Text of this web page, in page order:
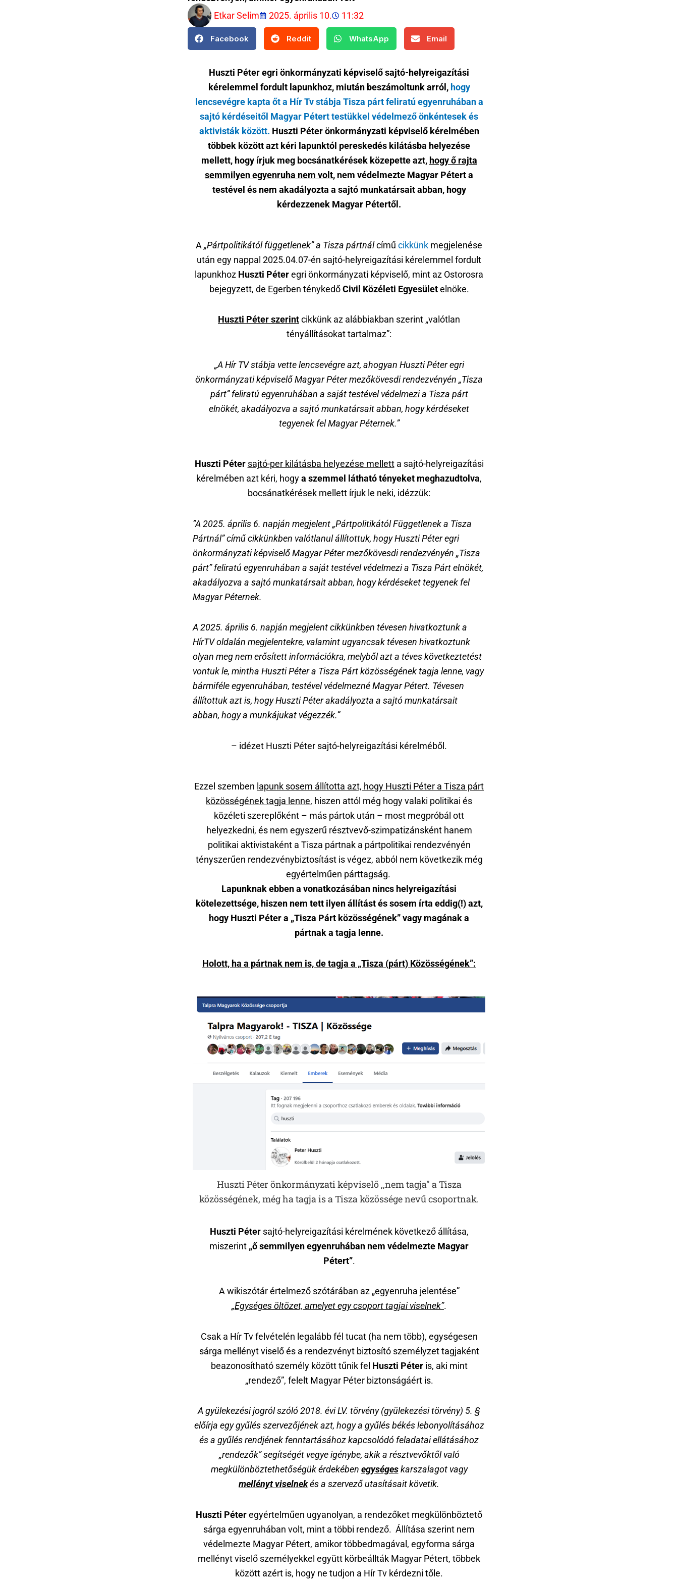
Etkar Selim
2025. április 10. 11:32
Facebook Reddit WhatsApp Email
Huszti Péter egri önkormányzati képviselő sajtó-helyreigazítási
kérelemmel fordult lapunkhoz, miután beszámoltunk arról, hogy
lencsevégre kapta őt a Hír Tv stábja Tisza párt feliratú egyenruhában a
sajtó kérdéseitől Magyar Pétert testükkel védelmező önkéntesek és
aktivisták között. Huszti Péter önkormányzati képviselő kérelmében
többek között azt kéri lapunktól pereskedés kilátásba helyezése
mellett, hogy írjuk meg bocsánatkérések közepette azt, hogy ő rajta
semmilyen egyenruha nem volt, nem védelmezte Magyar Pétert a
testével és nem akadályozta a sajtó munkatársait abban, hogy
kérdezzenek Magyar Pétertől.
A „Pártpolitikától függetlenek” a Tisza pártnálcímű cikkünk megjelenése
után egy nappal 2025.04.07-én sajtó-helyreigazítási kérelemmel fordult
lapunkhoz Huszti Péteregri önkormányzati képviselő, mint az Ostorosra
bejegyzett, de Egerben ténykedőCivil Közéleti Egyesületelnöke.
Huszti Péterszerintcikkünk az alábbiakban szerint „valótlan
tényállításokat tartalmaz”:
„A Hír TV stábja vette lencsevégre azt, ahogyan Huszti Péter egri
önkormányzati képviselő Magyar Péter mezőkövesdi rendezvényén „Tisza
párt” feliratú egyenruhában a saját testével védelmezi a Tisza párt
elnökét, akadályozva a sajtó munkatársait abban, hogy kérdéseket
tegyenek fel Magyar Péternek.”
Huszti Péter sajtó-per kilátásba helyezése melletta sajtó-helyreigazítási
kérelmében azt kéri, hogya szemmel látható tényeket meghazudtolva,
bocsánatkérések mellett írjuk le neki, idézzük:
”A 2025. április 6. napján megjelent „Pártpolitikától Függetlenek a Tisza
Pártnál” című cikkünkben valótlanul állítottuk, hogy Huszti Péter egri
önkormányzati képviselő Magyar Péter mezőkövesdi rendezvényén „Tisza
párt” feliratú egyenruhában a saját testével védelmezi a Tisza Párt elnökét,
akadályozva a sajtó munkatársait abban, hogy kérdéseket tegyenek fel
Magyar Péternek.
A 2025. április 6. napján megjelent cikkünkben tévesen hivatkoztunk a
HírTV oldalán megjelentekre, valamint ugyancsak tévesen hivatkoztunk
olyan meg nem erősített információkra, melyből azt a téves következtetést
vontuk le, mintha Huszti Péter a Tisza Párt közösségének tagja lenne, vagy
bármiféle egyenruhában, testével védelmezné Magyar Pétert. Tévesen
állítottuk azt is, hogy Huszti Péter akadályozta a sajtó munkatársait
abban, hogy a munkájukat végezzék.”
– idézet Huszti Péter sajtó-helyreigazítási kérelméből.
Ezzel szemben lapunk sosem állította azt, hogy Huszti Péter a Tisza párt
közösségének tagja lenne, hiszen attól még hogy valaki politikai és
közéleti szereplőként – más pártok után – most megpróbál ott
helyezkedni, és nem egyszerű résztvevő-szimpatizánsként hanem
politikai aktivistaként a Tisza pártnak a pártpolitikai rendezvényén
tényszerűen rendezvénybiztosítást is végez, abból nem következik még
egyértelműen párttagság.
Lapunknak ebben a vonatkozásában nincs helyreigazítási
kötelezettsége, hiszen nem tett ilyen állítást és sosem írta eddig(!) azt,
hogy Huszti Péter a „Tisza Párt közösségének”vagy magának a
pártnak a tagja lenne.
Holott, ha a pártnak nem is, de tagja a „Tisza (párt) Közösségének”:
Huszti Péter önkormányzati képviselő ,,nem tagja" a Tisza
közösségének, még ha tagja is a Tisza közössége nevű csoportnak.
Huszti Pétersajtó-helyreigazítási kérelmének következő állítása,
miszerint „ő semmilyen egyenruhában nem védelmezte Magyar
Pétert”.
A wikiszótár értelmező szótárában az „egyenruha jelentése”
„Egységes öltözet, amelyet egy csoport tagjai viselnek”.
Csak a Hír Tv felvételén legalább fél tucat (ha nem több), egységesen
sárga mellényt viselő és a rendezvényt biztosító személyzet tagjaként
beazonosítható személy között tűnik fel Huszti Péteris, aki mint
„rendező”, felelt Magyar Péter biztonságáért is.
A gyülekezési jogról szóló 2018. évi LV. törvény (gyülekezési törvény) 5. §
előírja egy gyűlés szervezőjének azt, hogy a gyűlés békés lebonyolításához
és a gyűlés rendjének fenntartásához kapcsolódó feladatai ellátásához
„rendezők” segítségét vegye igénybe, akik a résztvevőktől való
megkülönböztethetőségük érdekében egységeskarszalagot vagy
mellényt viselnekés a szervező utasításait követik.
Huszti Péteregyértelműen ugyanolyan, a rendezőket megkülönböztető
sárga egyenruhában volt, mint a többi rendező. Állítása szerint nem
védelmezte Magyar Pétert, amikor többedmagával, egyforma sárga
mellényt viselő személyekkel együtt körbeállták Magyar Pétert, többek
között azért is, hogy ne tudjon a Hír Tv kérdezni tőle.